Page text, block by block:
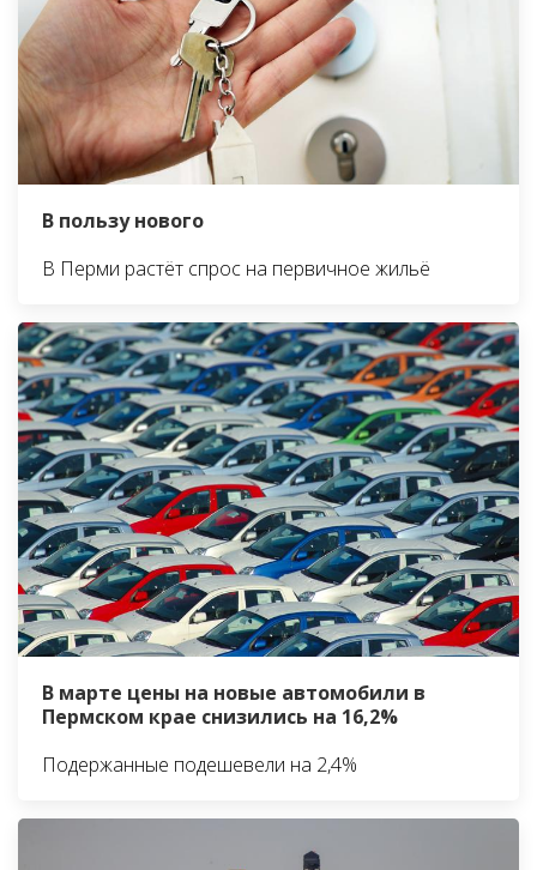
В пользу нового
В Перми растёт спрос на первичное жильё
В марте цены на новые автомобили в
Пермском крае снизились на 16,2%
Подержанные подешевели на 2,4%